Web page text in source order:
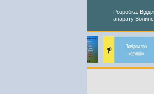
Розробка:
апарату